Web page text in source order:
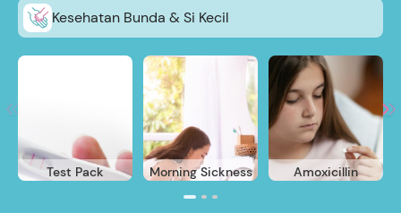
Kesehatan Bunda & Si Kecil
Test Pack Morning Sickness Amoxicillin